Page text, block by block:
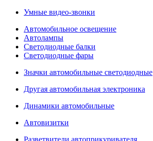
Умные видео-звонки
Автомобильное освещение
Автолампы
Светодиодные балки
Светодиодные фары
Значки автомобильные светодиодные
Другая автомобильная электроника
Динамики автомобильные
Автовизитки
Разветвители автоприкуривателя